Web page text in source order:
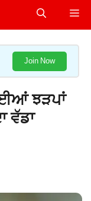
Join Now
ਝੜਪਾਂ
ਵੱਡਾ